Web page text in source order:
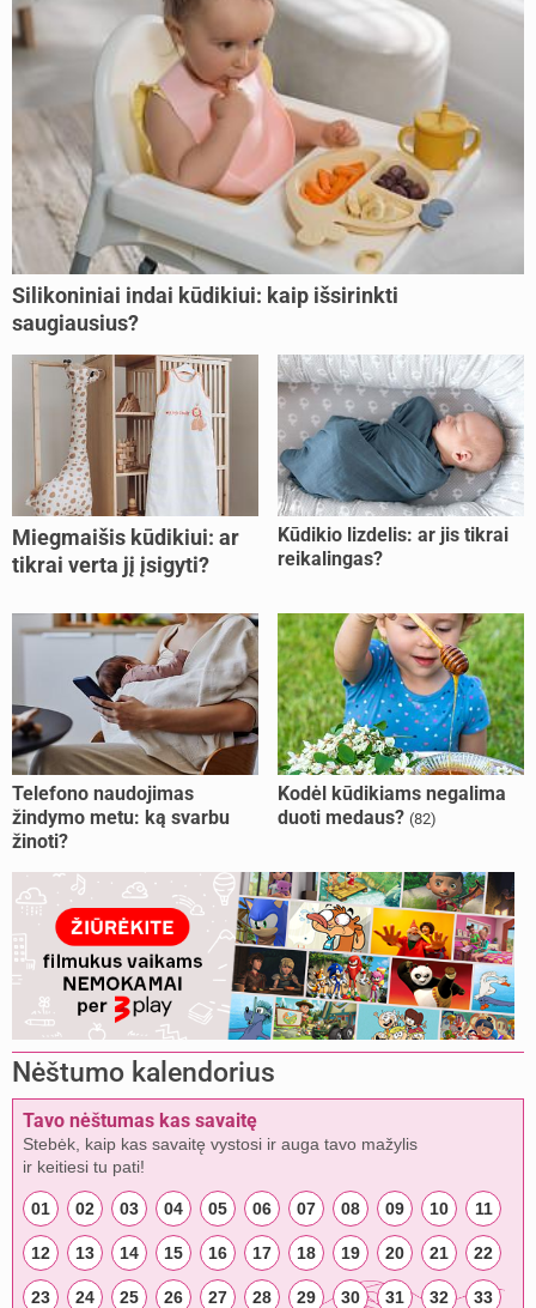
Silikoniniai indai kūdikiui: kaip išsirinkti
saugiausius?
Miegmaišis kūdikiui: ar
tikrai verta jį įsigyti?
Kūdikio lizdelis: ar jis tikrai
reikalingas?
Telefono naudojimas
žindymo metu: ką svarbu
žinoti?
Kodėl kūdikiams negalima
duoti medaus? (82)
Nėštumo kalendorius
Tavo nėštumas kas savaitę
Stebėk, kaip kas savaitę vystosi ir auga tavo mažylis
ir keitiesi tu pati!
01 02 03 04 05 06 07 08 09 10 11
12 13 14 15 16 17 18 19 20 21 22
23 24 25 26 27 28 29 30 31 32 33